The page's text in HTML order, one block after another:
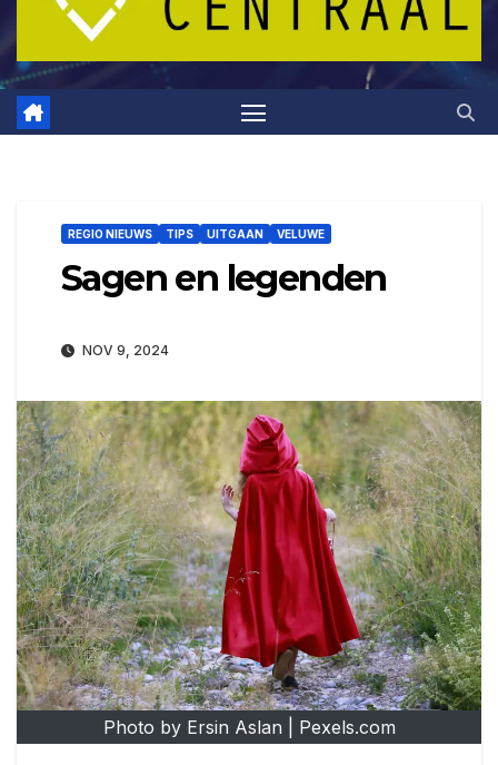
REGIO NIEUWS TIPS UITGAAN VELUWE
Sagen en legenden
NOV 9, 2024
Photo by Ersin Aslan | Pexels.com